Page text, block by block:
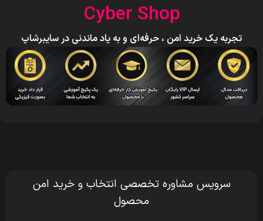
Cyber Shop
تجربه یک خرید امن ، حرفه‌ای و به یاد ماندنی در سایبرشاپ
سرویس مشاوره تخصصی انتخاب و خرید امن
محصول